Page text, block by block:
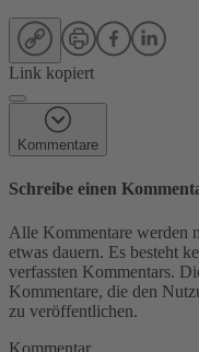
Link kopiert
Kommentare
Schreibe einen
Alle Kommentare werden
etwas dauern. Es besteht
verfassten Kommentars.
Kommentare, die den
zu veröffentlichen.
Kommentar